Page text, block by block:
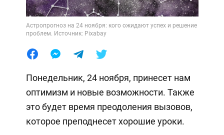
Астропрогноз на 24 ноября: кого ожидают успех и решение
проблем. Источник: Pixabay
Понедельник, 24 ноября, принесет нам
оптимизм и новые возможности. Также
это будет время преодоления вызовов,
которое преподнесет хорошие уроки.